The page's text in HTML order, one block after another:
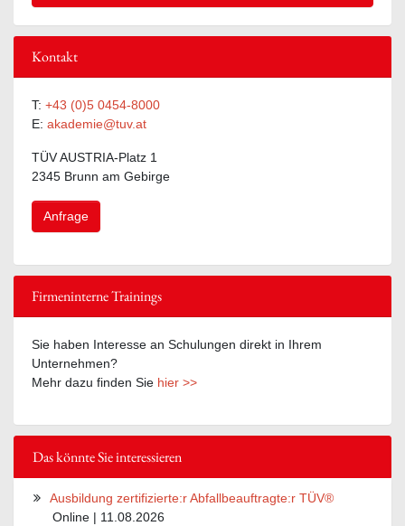
Kontakt
T: +43 (0)5 0454-8000
E: akademie@tuv.at
TÜV AUSTRIA-Platz 1
2345 Brunn am Gebirge
Anfrage
Firmeninterne Trainings
Sie haben Interesse an Schulungen direkt in Ihrem
Unternehmen?
Mehr dazu finden Sie hier >>
Das könnte Sie interessieren
Ausbildung zertifizierte:r Abfallbeauftragte:r TÜV®
Online | 11.08.2026